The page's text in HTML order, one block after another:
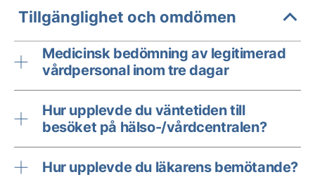
Tillgänglighet och omdömen
Medicinsk bedömning av legitimerad
vårdpersonal inom tre dagar
Hur upplevde du väntetiden till
besöket på hälso-/vårdcentralen?
Hur upplevde du läkarens bemötande?